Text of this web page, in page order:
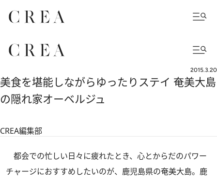
2015.3.20
美食を堪能しながらゆったりステイ 奄美大島
の隠れ家オーベルジュ
CREA編集部
都会での忙しい日々に疲れたとき、心とからだのパワー
チャージにおすすめしたいのが、鹿児島県の奄美大島。鹿